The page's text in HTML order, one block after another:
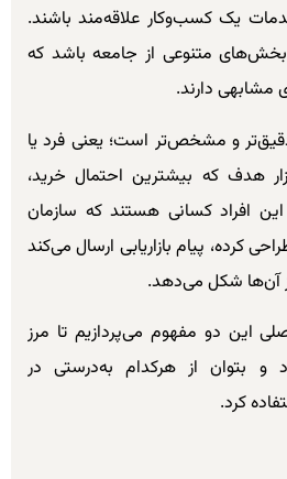
یک کسب‌وکار علاقه‌مند باشند.
متنوعی از جامعه باشد که
مشابهی دارند.
و مشخص‌تر است؛ یعنی فرد یا
هدف که بیشترین احتمال خرید،
این افراد کسانی هستند که سازمان
کرده، پیام بازاریابی ارسال می‌کند
آن‌ها شکل می‌دهد.
این دو مفهوم می‌پردازیم تا مرز
و بتوان از هرکدام به‌درستی در
کرد.